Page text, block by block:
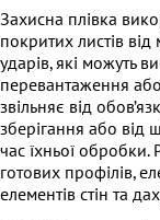
Захисна плівка
покритих листів
ударів, які можуть
перевантаження
звільняє від
зберігання або від
час їхньої обробки.
готових профілів,
елементів стін та